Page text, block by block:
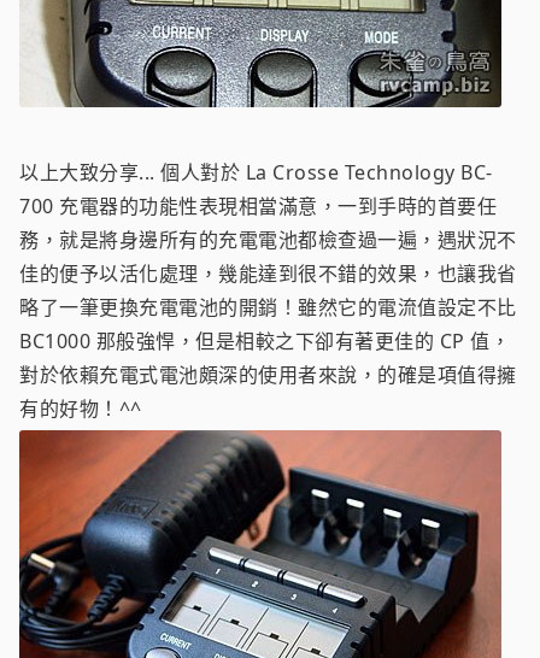
以上大致分享... 個人對於 La Crosse Technology BC-
700 充電器的功能性表現相當滿意，一到手時的首要任
務，就是將身邊所有的充電電池都檢查過一遍，遇狀況不
佳的便予以活化處理，幾能達到很不錯的效果，也讓我省
略了一筆更換充電電池的開銷！雖然它的電流值設定不比
BC1000 那般強悍，但是相較之下卻有著更佳的 CP 值，
對於依賴充電式電池頗深的使用者來說，的確是項值得擁
有的好物！^^